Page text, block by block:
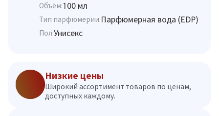
Объём:100 мл
Тип парфюмерии:Парфюмерная вода (EDP)
Пол:Унисекс
Низкие цены
Широкий ассортимент товаров по ценам,
доступных каждому.